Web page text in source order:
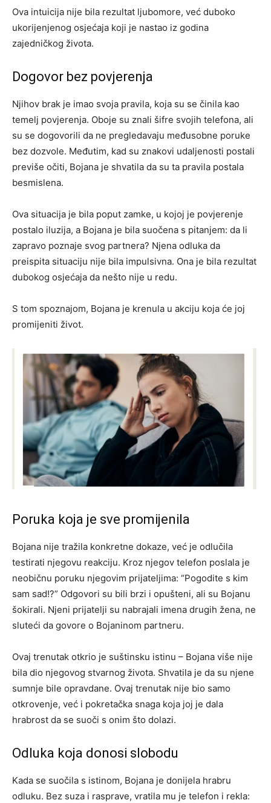
Ova intuicija nije bila rezultat ljubomore, već duboko
ukorijenjenog osjećaja koji je nastao iz godina
zajedničkog života.
Dogovor bez povjerenja
Njihov brak je imao svoja pravila, koja su se činila kao
temelj povjerenja. Oboje su znali šifre svojih telefona, ali
su se dogovorili da ne pregledavaju međusobne poruke
bez dozvole. Međutim, kad su znakovi udaljenosti postali
previše očiti, Bojana je shvatila da su ta pravila postala
besmislena.
Ova situacija je bila poput zamke, u kojoj je povjerenje
postalo iluzija, a Bojana je bila suočena s pitanjem: da li
zapravo poznaje svog partnera? Njena odluka da
preispita situaciju nije bila impulsivna. Ona je bila rezultat
dubokog osjećaja da nešto nije u redu.
S tom spoznajom, Bojana je krenula u akciju koja će joj
promijeniti život.
Poruka koja je sve promijenila
Bojana nije tražila konkretne dokaze, već je odlučila
testirati njegovu reakciju. Kroz njegov telefon poslala je
neobičnu poruku njegovim prijateljima: “Pogodite s kim
sam sad!?” Odgovori su bili brzi i opušteni, ali su Bojanu
šokirali. Njeni prijatelji su nabrajali imena drugih žena, ne
sluteći da govore o Bojaninom partneru.
Ovaj trenutak otkrio je suštinsku istinu – Bojana više nije
bila dio njegovog stvarnog života. Shvatila je da su njene
sumnje bile opravdane. Ovaj trenutak nije bio samo
otkrovenje, već i pokretačka snaga koja joj je dala
hrabrost da se suoči s onim što dolazi.
Odluka koja donosi slobodu
Kada se suočila s istinom, Bojana je donijela hrabru
odluku. Bez suza i rasprave, vratila mu je telefon i rekla: